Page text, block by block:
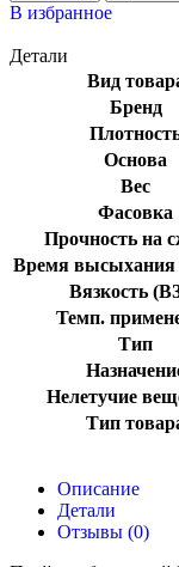
В избранное
Детали
Вид
Бренд
Основа
Вес
Фасовка
Прочность на
Время высыхания
Вязкость
Темп.
Тип
Нелетучие
Тип
Описание
Детали
Отзывы (0)